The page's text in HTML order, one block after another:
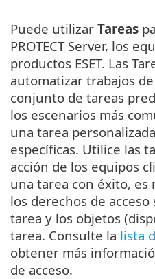
Puede utilizar Tareas
PROTECT Server, los
productos ESET. Las
automatizar trabajos
conjunto de tareas
los escenarios más
una tarea
específicas. Utilice las
acción de los equipos
una tarea con éxito, es
los derechos de
tarea y los objetos
tarea. Consulte la lista
obtener más
de acceso.